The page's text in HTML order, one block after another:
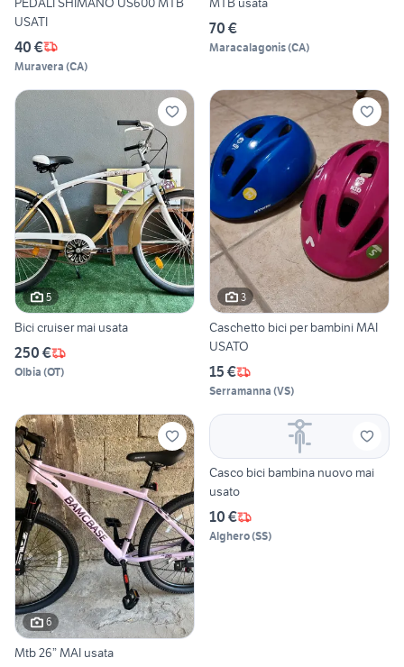
USATI
40 €
Muravera (CA)
70 €
Maracalagonis(CA)
5
Bici cruiser mai usata
250 €
Olbia (OT)
3
Caschetto bici per bambini MAI
USATO
15 €
Serramanna (VS)
6
Mtb 26” MAI usata
Casco bici bambina nuovo mai
usato
10 €
Alghero(SS)